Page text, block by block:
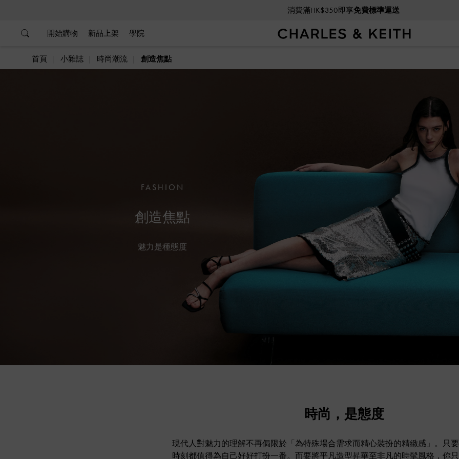
消費滿HK$350即享免費標準運送
開始購物
新品上架 學院
首頁 小雜誌 時尚潮流 創造焦點
FASHION
創造焦點
魅力是種態度
時尚，是態度
現代人對魅力的理解不再侷限於「為特殊場合需求而精心裝扮的精緻感」。只
時刻都值得為自己好好打扮一番。而要將平凡造型昇華至非凡的時髦風格，你